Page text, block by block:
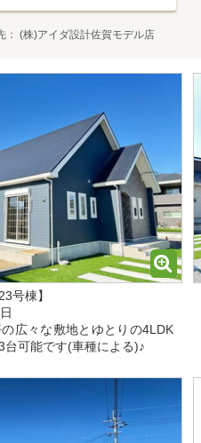
(株)アイダ設計佐賀モデル店
号棟】
広々な敷地とゆとりの4LDK
台可能です(車種による)♪